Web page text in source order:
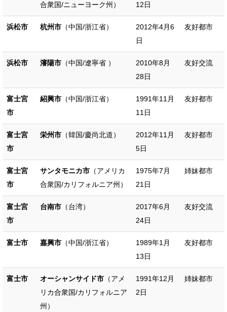
合衆国/ニューヨーク州）
12日
浜松市 杭州市 （中国/浙江省）
2012年4月6
日
友好都市
浜松市 瀋陽市 （中国/遼寧省 ）
2010年8月
28日
友好交流
富士宮
市
紹興市 （中国/浙江省）
1991年11月
11日
友好都市
富士宮
市
栄州市 （韓国/慶尚北道）
2012年11月
5日
友好都市
富士宮
市
サンタモニカ市 （アメリカ
合衆国/カリフォルニア州）
1975年7月
21日
姉妹都市
富士宮
市
台南市 （台湾）
2017年6月
24日
友好交流
富士市 嘉興市 （中国/浙江省）
1989年1月
13日
友好都市
富士市 オーシャンサイド市 （アメ
リカ合衆国/カリフォルニア
州）
1991年12月
2日
姉妹都市